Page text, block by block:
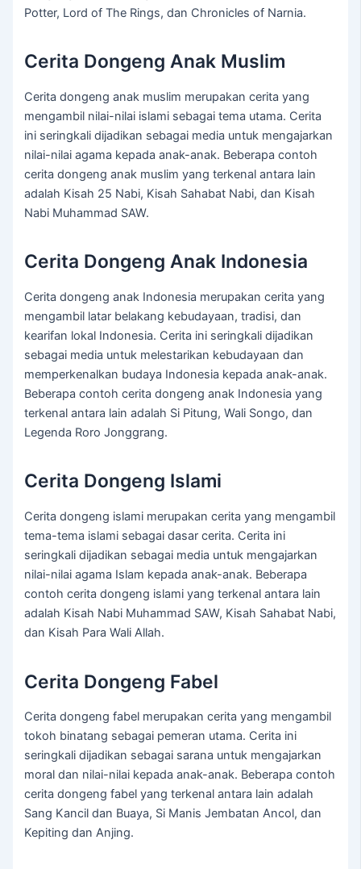
Potter, Lord of The Rings, dan Chronicles of Narnia.
Cerita Dongeng Anak Muslim
Cerita dongeng anak muslim merupakan cerita yang
mengambil nilai-nilai islami sebagai tema utama. Cerita
ini seringkali dijadikan sebagai media untuk mengajarkan
nilai-nilai agama kepada anak-anak. Beberapa contoh
cerita dongeng anak muslim yang terkenal antara lain
adalah Kisah 25 Nabi, Kisah Sahabat Nabi, dan Kisah
Nabi Muhammad SAW.
Cerita Dongeng Anak Indonesia
Cerita dongeng anak Indonesia merupakan cerita yang
mengambil latar belakang kebudayaan, tradisi, dan
kearifan lokal Indonesia. Cerita ini seringkali dijadikan
sebagai media untuk melestarikan kebudayaan dan
memperkenalkan budaya Indonesia kepada anak-anak.
Beberapa contoh cerita dongeng anak Indonesia yang
terkenal antara lain adalah Si Pitung, Wali Songo, dan
Legenda Roro Jonggrang.
Cerita Dongeng Islami
Cerita dongeng islami merupakan cerita yang mengambil
tema-tema islami sebagai dasar cerita. Cerita ini
seringkali dijadikan sebagai media untuk mengajarkan
nilai-nilai agama Islam kepada anak-anak. Beberapa
contoh cerita dongeng islami yang terkenal antara lain
adalah Kisah Nabi Muhammad SAW, Kisah Sahabat Nabi,
dan Kisah Para Wali Allah.
Cerita Dongeng Fabel
Cerita dongeng fabel merupakan cerita yang mengambil
tokoh binatang sebagai pemeran utama. Cerita ini
seringkali dijadikan sebagai sarana untuk mengajarkan
moral dan nilai-nilai kepada anak-anak. Beberapa contoh
cerita dongeng fabel yang terkenal antara lain adalah
Sang Kancil dan Buaya, Si Manis Jembatan Ancol, dan
Kepiting dan Anjing.